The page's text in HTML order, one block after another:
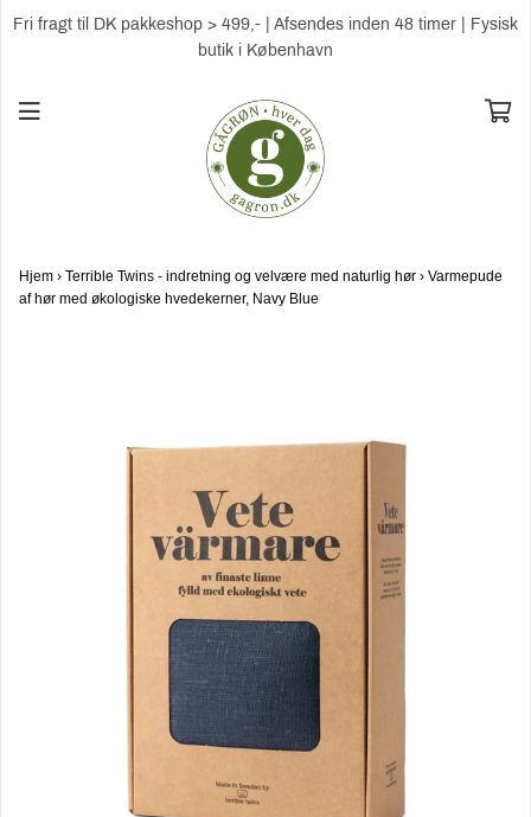
Fri fragt til DK pakkeshop > 499,- | Afsendes inden 48 timer | Fysisk
butik i København
Hjem › Terrible Twins - indretning og velvære med naturlig hør › Varmepude
af hør med økologiske hvedekerner, Navy Blue